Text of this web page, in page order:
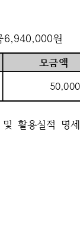
6,940,000원
및 활용실적 명
모금액